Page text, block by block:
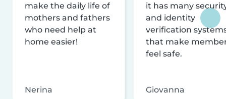
make the daily life of
mothers and fathers
who need help at
home easier!
Nerina
it has many
and identity
verification
that make
feel safe.
Giovanna